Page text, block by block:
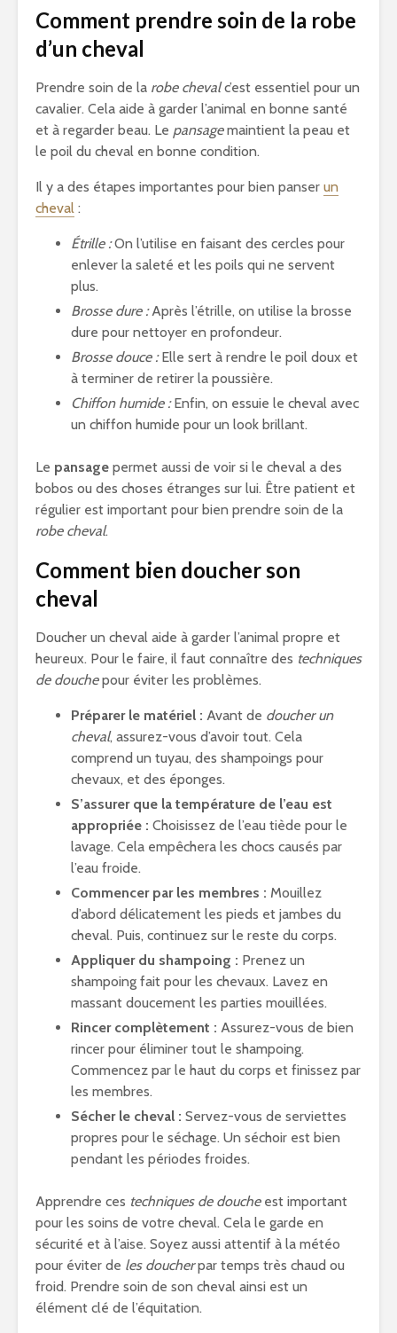
Comment prendre soin de la robe
d’un cheval
Prendre soin de la robe chevalc’est essentiel pour un
cavalier. Cela aide à garder l’animal en bonne santé
et à regarder beau. Le pansagemaintient la peau et
le poil du cheval en bonne condition.
Il y a des étapes importantes pour bien panser un
cheval :
Étrille :On l’utilise en faisant des cercles pour
enlever la saleté et les poils qui ne servent
plus.
Brosse dure :Après l’étrille, on utilise la brosse
dure pour nettoyer en profondeur.
Brosse douce :Elle sert à rendre le poil doux et
à terminer de retirer la poussière.
Chiffon humide :Enfin, on essuie le cheval avec
un chiffon humide pour un look brillant.
Le pansage permet aussi de voir si le cheval a des
bobos ou des choses étranges sur lui. Être patient et
régulier est important pour bien prendre soin de la
robe cheval.
Comment bien doucher son
cheval
Doucher un cheval aide à garder l’animal propre et
heureux. Pour le faire, il faut connaître des techniques
de douchepour éviter les problèmes.
Préparer le matériel : Avant de doucher un
cheval, assurez-vous d’avoir tout. Cela
comprend un tuyau, des shampoings pour
chevaux, et des éponges.
S’assurer que la température de l’eau est
appropriée : Choisissez de l’eau tiède pour le
lavage. Cela empêchera les chocs causés par
l’eau froide.
Commencer par les membres : Mouillez
d’abord délicatement les pieds et jambes du
cheval. Puis, continuez sur le reste du corps.
Appliquer du shampoing : Prenez un
shampoing fait pour les chevaux. Lavez en
massant doucement les parties mouillées.
Rincer complètement : Assurez-vous de bien
rincer pour éliminer tout le shampoing.
Commencez par le haut du corps et finissez par
les membres.
Sécher le cheval : Servez-vous de serviettes
propres pour le séchage. Un séchoir est bien
pendant les périodes froides.
Apprendre ces techniques de doucheest important
pour les soins de votre cheval. Cela le garde en
sécurité et à l’aise. Soyez aussi attentif à la météo
pour éviter de les doucherpar temps très chaud ou
froid. Prendre soin de son cheval ainsi est un
élément clé de l’équitation.